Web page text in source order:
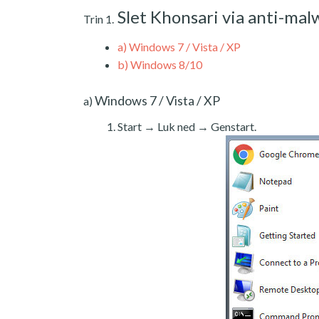
Trin 1. Slet Khonsari via anti-
a) Windows 7 / Vista / XP
b) Windows 8/10
a) Windows 7 / Vista / XP
Start → Luk ned → Genstart.